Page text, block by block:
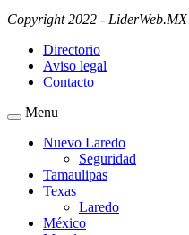
Copyright 2022 -
Directorio
Aviso legal
Contacto
Menu
Nuevo Laredo
Seguridad
Tamaulipas
Texas
Laredo
México